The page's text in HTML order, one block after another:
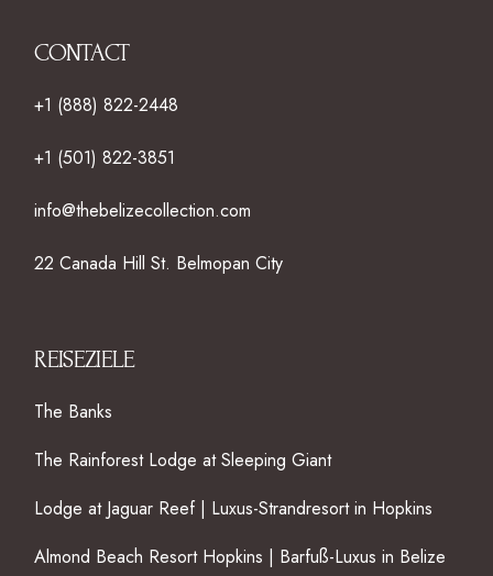
CONTACT
+1 (888) 822-2448
+1 (501) 822-3851
info@thebelizecollection.com
22 Canada Hill St. Belmopan City
REISEZIELE
The Banks
The Rainforest Lodge at Sleeping Giant
Lodge at Jaguar Reef | Luxus-Strandresort in Hopkins
Almond Beach Resort Hopkins | Barfuß-Luxus in Belize